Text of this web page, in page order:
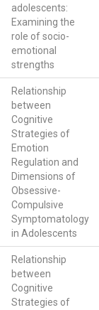
adolescents:
Examining the
role of socio-
emotional
strengths
Relationship
between
Cognitive
Strategies of
Emotion
Regulation and
Dimensions of
Obsessive-
Compulsive
Symptomatology
in Adolescents
Relationship
between
Cognitive
Strategies of